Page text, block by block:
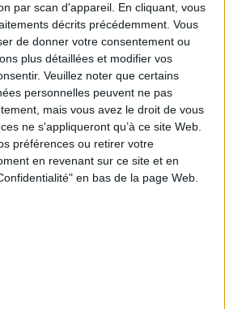
par scan d'appareil. En cliquant, vous
décrits précédemment. Vous
de donner votre consentement ou
plus détaillées et modifier vos
Veuillez noter que certains
personnelles peuvent ne pas
mais vous avez le droit de vous
ne s'appliqueront qu’à ce site Web.
préférences ou retirer votre
en revenant sur ce site et en
en bas de la page Web.
: Gestion des Priorités
Besoins et Hiérarchisation des
et Planification Efficace (8